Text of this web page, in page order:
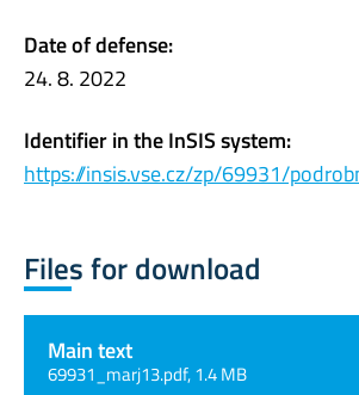
Date of defense:
24. 8. 2022
Identifier in the InSIS system:
https://insis.vse.cz/zp/69931/
Files for download
Main text
69931_marj13.pdf, 1.4 MB